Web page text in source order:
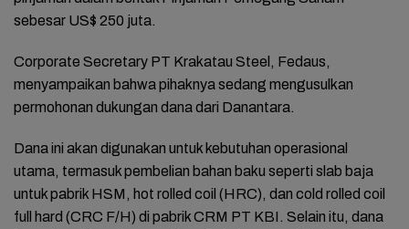
sebesar US$ 250 juta.
Corporate Secretary PT Krakatau Steel, Fedaus,
menyampaikan bahwa pihaknya sedang mengusulkan
permohonan dukungan dana dari Danantara.
Dana ini akan digunakan untuk kebutuhan operasional
utama, termasuk pembelian bahan baku seperti slab baja
untuk pabrik HSM, hot rolled coil (HRC), dan cold rolled coil
full hard (CRC F/H) di pabrik CRM PT KBI. Selain itu, dana